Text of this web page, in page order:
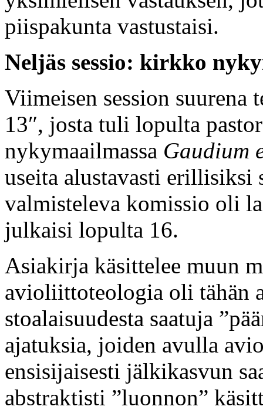
piispakunta vastustaisi.
Neljäs sessio: kirkko
Viimeisen session suurena
13″, josta tuli lopulta
nykymaailmassa Gaudium
useita alustavasti erillisiksi
valmisteleva komissio oli
julkaisi lopulta 16.
Asiakirja käsittelee muun
avioliittoteologia oli tähän
stoalaisuudesta saatuja
ajatuksia, joiden avulla
ensisijaisesti jälkikasvun
abstraktisti ”luonnon”